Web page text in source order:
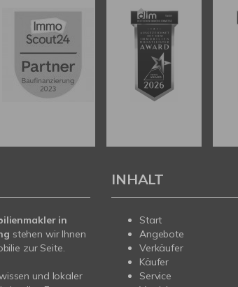
in
stehen wir Ihnen
zur Seite.
und lokaler
INHALT
Start
Angebote
Verkäufer
Käufer
Service